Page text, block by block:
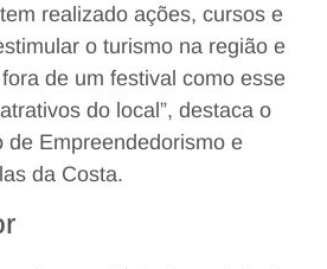
realizado ações, cursos e
o turismo na região e
de um festival como esse
do local”, destaca o
de Empreendedorismo e
da Costa.